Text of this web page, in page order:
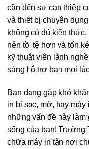
cần đến sự can thiệp
và thiết bị chuyên
không có đủ kiến
nên tồi tệ hơn và tốn
kỹ thuật viên lành
sàng hỗ trợ bạn mọi
Bạn đang gặp khó
in bị sọc, mờ, hay
những vấn đề này làm
sống của bạn! Trường
chữa máy in tận nơi